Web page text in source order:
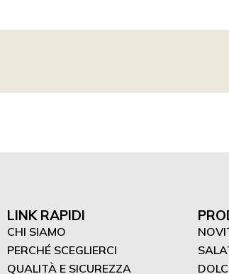
LINK RAPIDI
CHI SIAMO
PERCHÉ SCEGLIERCI
QUALITÀ E SICUREZZA